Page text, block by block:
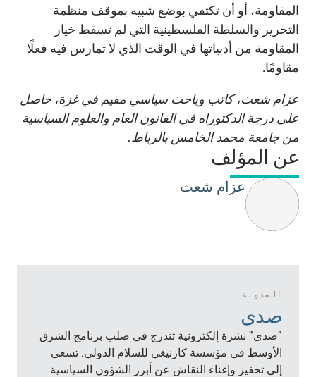
المدونة
صدى
"صدى" نشرة إلكترونية تندرج في صلب برنامج الشرق
الأوسط في مؤسسة كارنيغي للسلام الدولي. تسعى
إلى تحفيز وإغناء النقاش عن أبرز الشؤون السياسية
المقاومة، أو أن تكتفي بوضع شبيه بموقف منظمة
التحرير والسلطة الفلسطينية التي لم تسقط خيار
المقاومة من أدبياتها في الوقت الذي لا تمارس فيه فعلًا
مقاومًا.
عزام شعث، كاتب وباحث سياسي مقيم في غزة، حاصل
على درجة الدكتوراه في القانون العام والعلوم السياسية
من جامعة محمد الخامس بالرباط.
عن المؤلف
عزام شعث